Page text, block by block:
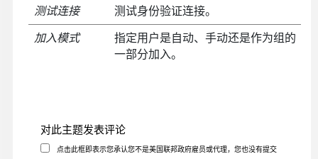
测试连接
测试身份验证连接。
加入模式
指定用户是自动、手动还是作为组的
一部分加入。
对此主题发表评论
点击此框即表示您承认您不是美国联邦政府雇员或代理，您也没有提交